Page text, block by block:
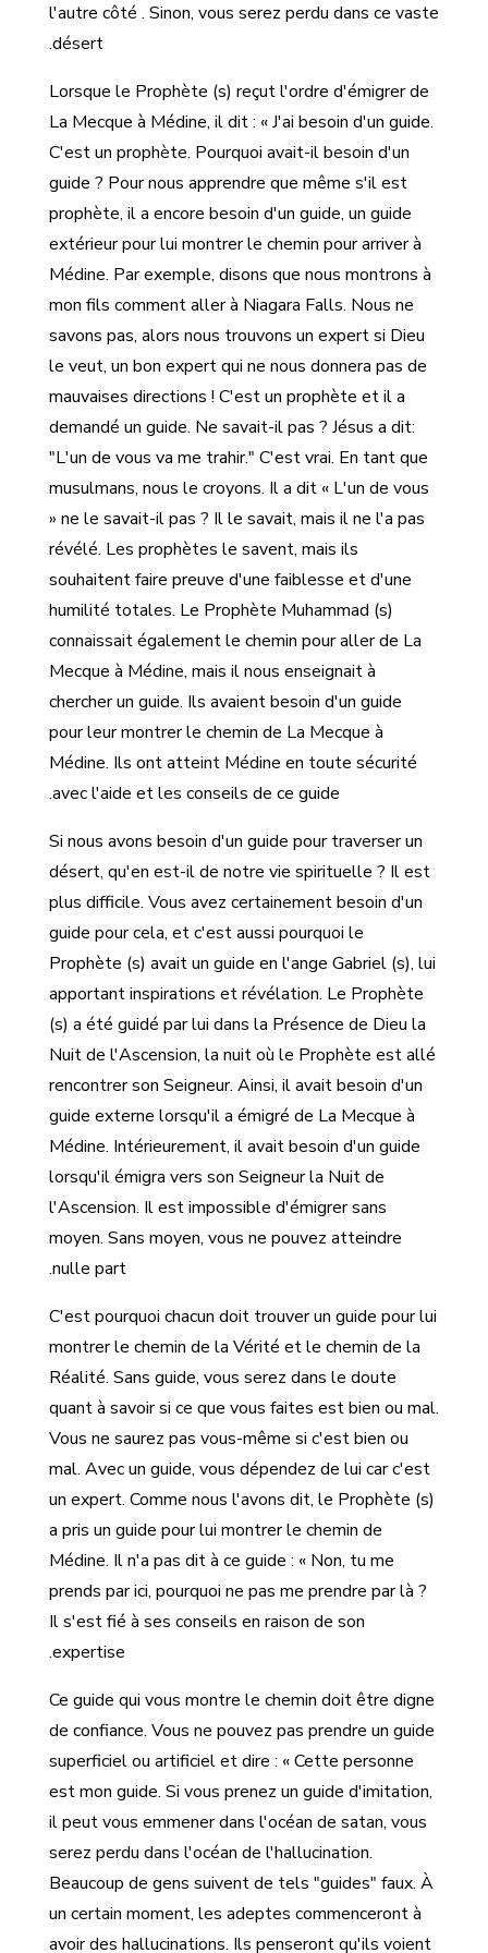
l'autre côté . Sinon, vous serez perdu dans ce vaste
désert.
Lorsque le Prophète (s) reçut l'ordre d'émigrer de
La Mecque à Médine, il dit : « J'ai besoin d'un guide.
C'est un prophète. Pourquoi avait-il besoin d'un
guide ? Pour nous apprendre que même s'il est
prophète, il a encore besoin d'un guide, un guide
extérieur pour lui montrer le chemin pour arriver à
Médine. Par exemple, disons que nous montrons à
mon fils comment aller à Niagara Falls. Nous ne
savons pas, alors nous trouvons un expert si Dieu
le veut, un bon expert qui ne nous donnera pas de
mauvaises directions ! C'est un prophète et il a
demandé un guide. Ne savait-il pas ? Jésus a dit:
"L'un de vous va me trahir." C'est vrai. En tant que
musulmans, nous le croyons. Il a dit « L'un de vous
» ne le savait-il pas ? Il le savait, mais il ne l'a pas
révélé. Les prophètes le savent, mais ils
souhaitent faire preuve d'une faiblesse et d'une
humilité totales. Le Prophète Muhammad (s)
connaissait également le chemin pour aller de La
Mecque à Médine, mais il nous enseignait à
chercher un guide. Ils avaient besoin d'un guide
pour leur montrer le chemin de La Mecque à
Médine. Ils ont atteint Médine en toute sécurité
avec l'aide et les conseils de ce guide.
Si nous avons besoin d'un guide pour traverser un
désert, qu'en est-il de notre vie spirituelle ? Il est
plus difficile. Vous avez certainement besoin d'un
guide pour cela, et c'est aussi pourquoi le
Prophète (s) avait un guide en l'ange Gabriel (s), lui
apportant inspirations et révélation. Le Prophète
(s) a été guidé par lui dans la Présence de Dieu la
Nuit de l'Ascension, la nuit où le Prophète est allé
rencontrer son Seigneur. Ainsi, il avait besoin d'un
guide externe lorsqu'il a émigré de La Mecque à
Médine. Intérieurement, il avait besoin d'un guide
lorsqu'il émigra vers son Seigneur la Nuit de
l'Ascension. Il est impossible d'émigrer sans
moyen. Sans moyen, vous ne pouvez atteindre
nulle part.
C'est pourquoi chacun doit trouver un guide pour lui
montrer le chemin de la Vérité et le chemin de la
Réalité. Sans guide, vous serez dans le doute
quant à savoir si ce que vous faites est bien ou mal.
Vous ne saurez pas vous-même si c'est bien ou
mal. Avec un guide, vous dépendez de lui car c'est
un expert. Comme nous l'avons dit, le Prophète (s)
a pris un guide pour lui montrer le chemin de
Médine. Il n'a pas dit à ce guide : « Non, tu me
prends par ici, pourquoi ne pas me prendre par là ?
Il s'est fié à ses conseils en raison de son
expertise.
Ce guide qui vous montre le chemin doit être digne
de confiance. Vous ne pouvez pas prendre un guide
superficiel ou artificiel et dire : « Cette personne
est mon guide. Si vous prenez un guide d'imitation,
il peut vous emmener dans l'océan de satan, vous
serez perdu dans l'océan de l'hallucination.
Beaucoup de gens suivent de tels "guides" faux. À
un certain moment, les adeptes commenceront à
avoir des hallucinations. Ils penseront qu'ils voient